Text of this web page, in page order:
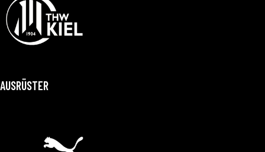
AUSRÜSTER